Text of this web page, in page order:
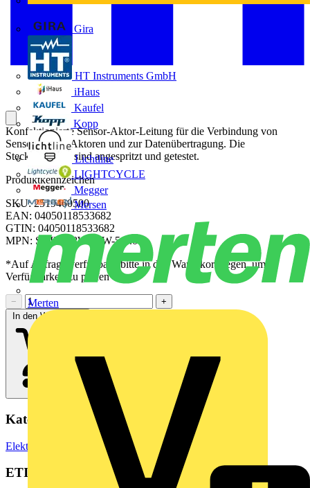
Gira
HT Instruments GmbH
iHaus
Kaufel
Kopp
Lichtline
LIGHTCYCLE
Megger
Mersen
Merten
Konfektionierte Sensor-Aktor-Leitung für die Verbindung von
Sensoren oder Aktoren und zur Datenübertragung. Die
Steckverbinder sind angespritzt und getestet.
Produktkennzeichen
SKU: 2519460500
EAN: 04050118533682
GTIN: 04050118533682
MPN: SAIL-7/8W7/8W-5-5.0U
*Auf Anfrage verfügbar - bitte in den Warenkorb legen, um
Verfügbarkeit zu prüfen
−
+
In den Warenkorb
Kategorien
Elektrokabel & Leitungen Spezialkabel
ETIM Group